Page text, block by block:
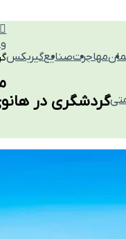
مهاجرتصنایعگیربکس
گردشگری در